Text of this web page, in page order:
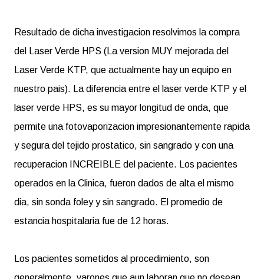
Resultado de dicha investigacion resolvimos la compra
del Laser Verde HPS (La version MUY mejorada del
Laser Verde KTP, que actualmente hay un equipo en
nuestro pais). La diferencia entre el laser verde KTP y el
laser verde HPS, es su mayor longitud de onda, que
permite una fotovaporizacion impresionantemente rapida
y segura del tejido prostatico, sin sangrado y con una
recuperacion INCREIBLE del paciente. Los pacientes
operados en la Clinica, fueron dados de alta el mismo
dia, sin sonda foley y sin sangrado. El promedio de
estancia hospitalaria fue de 12 horas.
Los pacientes sometidos al procedimiento, son